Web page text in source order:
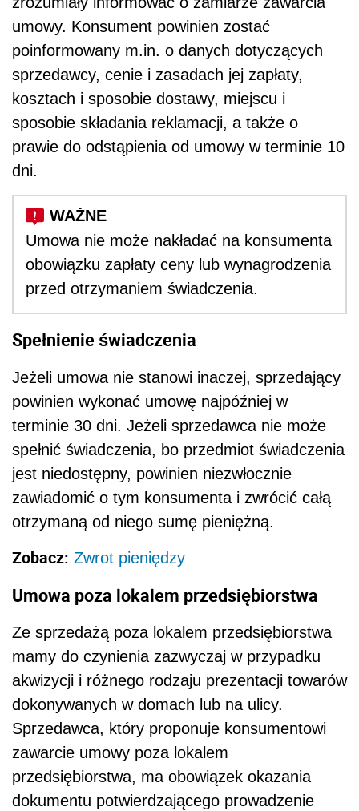
umowy. Konsument powinien zostać
poinformowany m.in. o danych dotyczących
sprzedawcy, cenie i zasadach jej zapłaty,
kosztach i sposobie dostawy, miejscu i
sposobie składania reklamacji, a także o
prawie do odstąpienia od umowy w terminie 10
dni.
Umowa nie może nakładać na konsumenta
obowiązku zapłaty ceny lub wynagrodzenia
przed otrzymaniem świadczenia.
Spełnienie świadczenia
Jeżeli umowa nie stanowi inaczej, sprzedający
powinien wykonać umowę najpóźniej w
terminie 30 dni. Jeżeli sprzedawca nie może
spełnić świadczenia, bo przedmiot świadczenia
jest niedostępny, powinien niezwłocznie
zawiadomić o tym konsumenta i zwrócić całą
otrzymaną od niego sumę pieniężną.
Zobacz: Zwrot pieniędzy
Umowa poza lokalem przedsiębiorstwa
Ze sprzedażą poza lokalem przedsiębiorstwa
mamy do czynienia zazwyczaj w przypadku
akwizycji i różnego rodzaju prezentacji towarów
dokonywanych w domach lub na ulicy.
Sprzedawca, który proponuje konsumentowi
zawarcie umowy poza lokalem
przedsiębiorstwa, ma obowiązek okazania
dokumentu potwierdzającego prowadzenie